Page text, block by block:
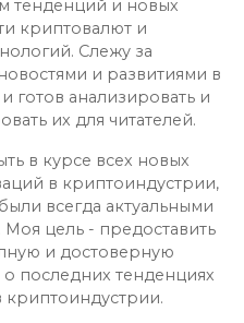
тенденций и новых
криптовалют и
Слежу за
и развитиями в
готов анализировать и
их для читателей.
в курсе всех новых
в криптоиндустрии,
всегда актуальными
цель - предоставить
и достоверную
последних тенденциях
криптоиндустрии.